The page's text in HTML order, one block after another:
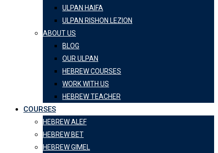
ULPAN HAIFA
ULPAN RISHON LEZION
ABOUT US
BLOG
OUR ULPAN
HEBREW COURSES
WORK WITH US
HEBREW TEACHER
COURSES
HEBREW ALEF
HEBREW BET
HEBREW GIMEL